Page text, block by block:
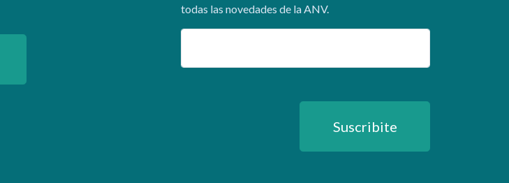
todas las novedades de la ANV.
Email
Suscribite